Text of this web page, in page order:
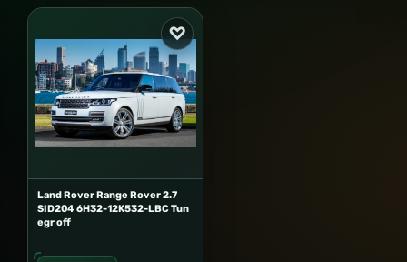
Land Rover Range Rover 2.7
SID204 6H32-12K532-LBC Tun
egr off